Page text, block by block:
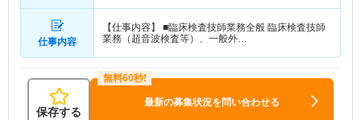
仕事内容
【仕事内容】 ■臨床検査技師業務全般 臨床検査技師
業務（超音波検査等）、一般外…
保存する
最新の募集状況を問い合わせる